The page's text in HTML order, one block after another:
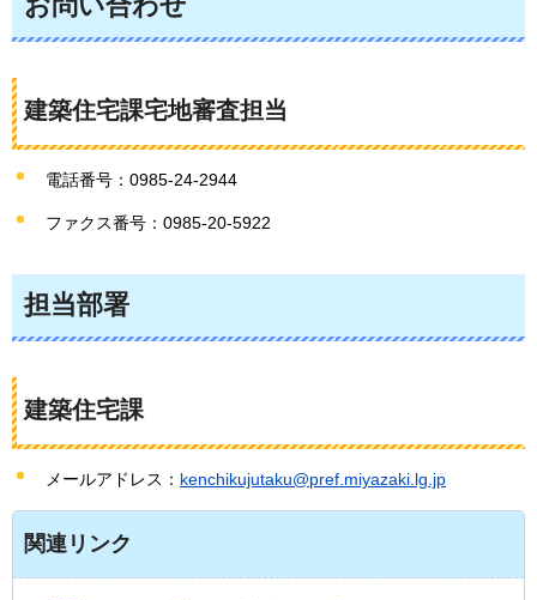
建築住宅課宅地審査担当
電話番号：0985-24-2944
ファクス番号：0985-20-5922
担当部署
建築住宅課
メールアドレス： kenchikujutaku@pref.miyazaki.lg.jp
関連リンク